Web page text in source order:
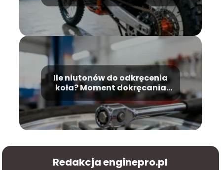
Ile niutonów do odkręcenia
koła? Moment dokręcania
śrub
Redakcja enginepro.pl